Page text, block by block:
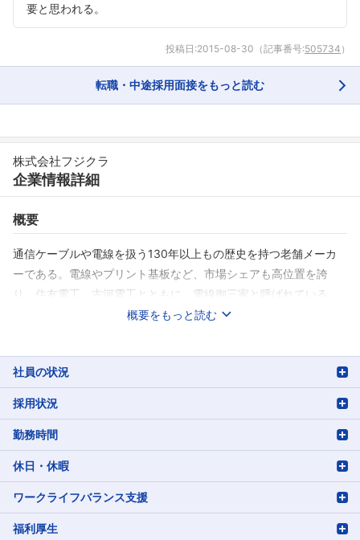
要と思われる。
投稿日:2015-08-30 （記事番号:505734 ）
転職・中途採用面接をもっと読む
株式会社フジクラ
企業情報詳細
概要
通信ケーブルや電線を扱う130年以上もの歴史を持つ老舗メーカ
ーである。電線やプリント基板など、市場シェアも高位置を誇
り、住友電工、古河電工とともに、電線御三家と呼ばれている。
光ファイバーの開発・製造では世界でトップ3に入り、光融着接続
業のCVケーブル、エレクトロニクス事業のUSB3.1ケーブルアセン
ブリ、自動車電装事業のシートセンサがある。変革、共創、顧客
で自由に選ぶことが可能で、充実している。
概要をもっと読む
社員の状況
採用状況
勤務時間
休日・休暇
ワークライフバランス支援
福利厚生